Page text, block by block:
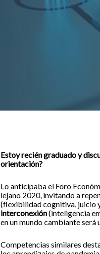
Estoy recién graduado y
orientación?
Lo anticipaba el Foro
lejano 2020, invitando a
(flexibilidad cognitiva, juicio
interconexión(inteligencia
en un mundo cambiante será
Competencias similares